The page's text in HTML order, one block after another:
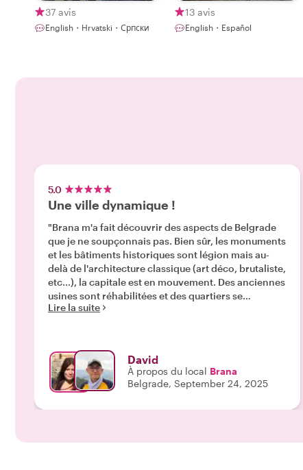
37 avis
English・Hrvatski・Српски
13 avis
English・Español
5.0
Une ville dynamique !
"Brana m'a fait découvrir des aspects de Belgrade
que je ne soupçonnais pas. Bien sûr, les monuments
et les bâtiments historiques sont légion mais au-
delà de l'architecture classique (art déco, brutaliste,
etc...), la capitale est en mouvement. Des anciennes
usines sont réhabilitées et des quartiers se
métamorphosent. C'est le cas du Dorcol que m'a fait
découverte, en très bonne compagnie. Merci Brana
!"
Lire la suite
David
À propos du local Brana
Belgrade, September 24, 2025